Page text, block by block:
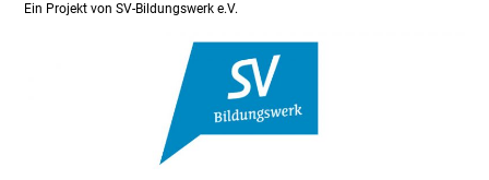
Ein Projekt von SV-Bildungswerk e.V.